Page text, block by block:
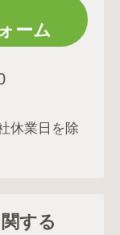
ーム
休業日を除
する